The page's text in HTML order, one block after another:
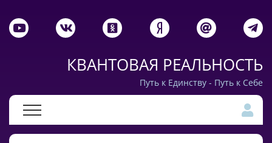
КВАНТОВАЯ РЕАЛЬНОСТЬ
Путь к Единству - Путь к Себе